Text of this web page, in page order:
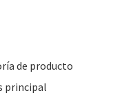
de producto
principal